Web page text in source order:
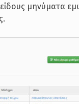
μηνύματα